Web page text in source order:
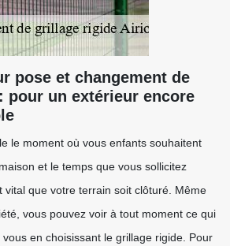
pose et changement de
pour un extérieur encore
le moment où vous enfants souhaitent
et le temps que vous sollicitez
vital que votre terrain soit clôturé. Même
vous pouvez voir à tout moment ce qui
en choisissant le grillage rigide. Pour